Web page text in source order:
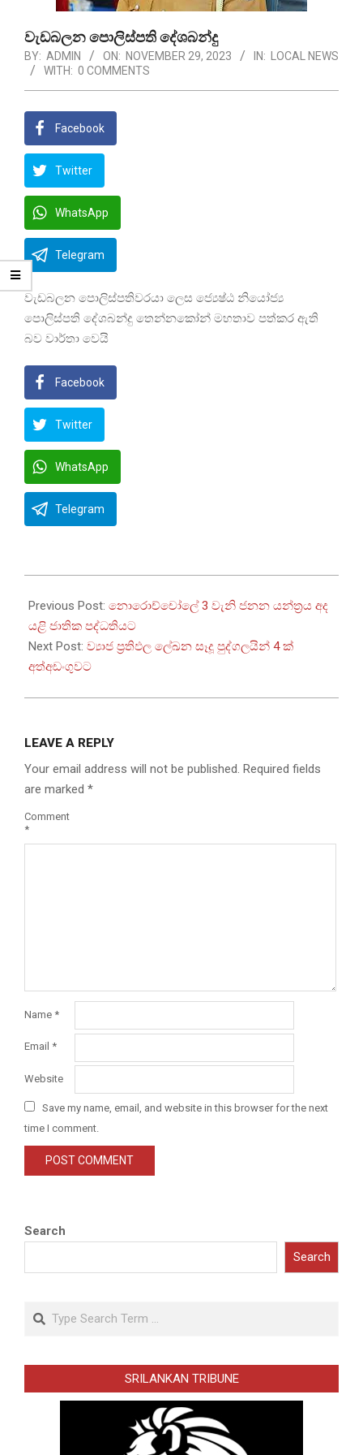
වැඩබලන පොලිස්පති දේශබන්දු
BY: ADMIN ON: NOVEMBER 29, 2023 IN:
LOCAL NEWS
WITH: 0 COMMENTS
Facebook
Twitter
WhatsApp
Telegram
වැඩබලන පොලිස්පතිවරයා ලෙස ජ්‍යෙෂ්ඨ නියෝජ්‍ය
පොලිස්පති දේශබන්දු තෙන්නකෝන් මහතාව පත්කර ඇති
බව වාර්තා වෙයි
Facebook
Twitter
WhatsApp
Telegram
11-
29
Previous Post: නොරොච්චෝලේ 3 වැනි ජනන යන්ත්‍රය අද
යළි ජාතික පද්ධතියට
Next Post: ව්‍යාජ ප්‍රතිඵල ලේඛන සෑදූ පුද්ගලයින් 4 ක්
අත්අඩංගුවට
LEAVE A REPLY
Your email address will not be published. Required fields
are marked *
Comment
*
Name *
Email *
Website
Save my name, email, and website in this browser for the next
time I comment.
Search
Search
Search
SRILANKAN TRIBUNE